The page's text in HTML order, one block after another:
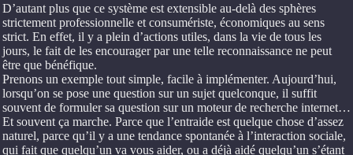
D’autant plus que ce système est extensible au-delà des sphères
strictement professionnelle et consumériste, économiques au sens
strict. En effet, il y a plein d’actions utiles, dans la vie de tous les
jours, le fait de les encourager par une telle reconnaissance ne peut
être que bénéfique.
Prenons un exemple tout simple, facile à implémenter. Aujourd’hui,
lorsqu’on se pose une question sur un sujet quelconque, il suffit
souvent de formuler sa question sur un moteur de recherche internet…
Et souvent ça marche. Parce que l’entraide est quelque chose d’assez
naturel, parce qu’il y a une tendance spontanée à l’interaction sociale,
qui fait que quelqu’un va vous aider, ou a déjà aidé quelqu’un s’étant